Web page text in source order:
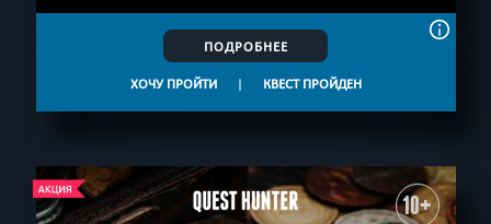
ПОДРОБНЕЕ
ХОЧУ ПРОЙТИ | КВЕСТ ПРОЙДЕН
10+